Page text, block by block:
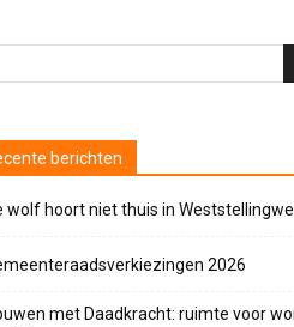
berichten
wolf hoort niet thuis in
2026
met Daadkracht: ruimte voor